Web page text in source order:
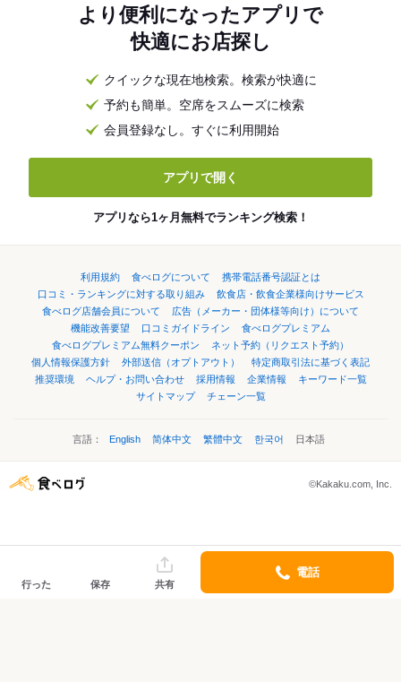
より便利になったアプリで
快適にお店探し
クイックな現在地検索。検索が快適に
予約も簡単。空席をスムーズに検索
会員登録なし。すぐに利用開始
アプリで開く
アプリなら1ヶ月無料でランキング検索！
利用規約 食べログについて
携帯電話番号認証とは
口コミ・ランキングに対する取り組み
飲食店・飲食企業様向けサービス
食べログ店舗会員について
広告（メーカー・団体様等向け）について
機能改善要望
口コミガイドライン
食べログプレミアム
食べログプレミアム無料クーポン
ネット予約（リクエスト予約）
個人情報保護方針
外部送信（オプトアウト）
特定商取引法に基づく表記
推奨環境
ヘルプ・お問い合わせ 採用情報 企業情報
キーワード一覧
サイトマップ
チェーン一覧
言語： English 简体中文 繁體中文 한국어 日本語
©Kakaku.com, Inc.
行った 保存 共有
電話